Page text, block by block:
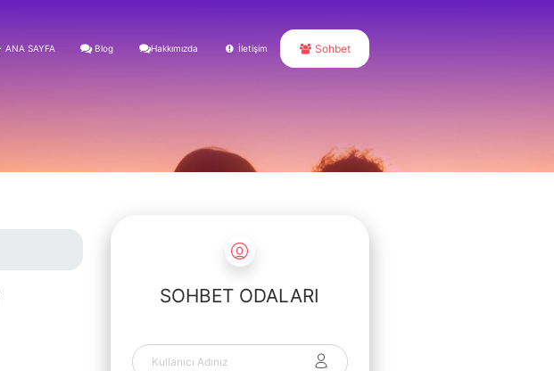
ANA SAYFA Blog Hakkımızda İletişim Sohbet
SOHBET ODALARI